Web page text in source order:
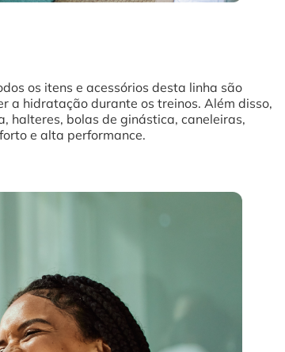
os itens e acessórios desta linha são
a hidratação durante os treinos. Além disso,
halteres, bolas de ginástica, caneleiras,
e alta performance.